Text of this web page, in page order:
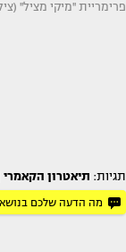
פרימריית ''מיקי מציל''
תגיות: תיאטרון הקאמרי
מה הדעה שלכם